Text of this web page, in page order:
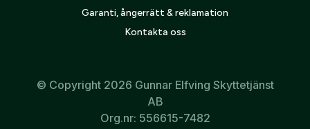
Garanti, ångerrätt & reklamation
Kontakta oss
© Copyright 2026 Gunnar Elfving Skyttetjänst
AB
Org.nr: 556615-7482